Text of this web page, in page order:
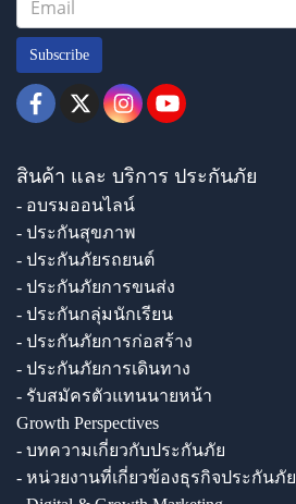
Subscribe
สินค้า และ บริการ ประกันภัย
- อบรมออนไลน์
- ประกันสุขภาพ
- ประกันภัยรถยนต์
- ประกันภัยการขนส่ง
- ประกันกลุ่มนักเรียน
- ประกันภัยการก่อสร้าง
- ประกันภัยการเดินทาง
- รับสมัครตัวแทนนายหน้า
Growth Perspectives
- บทความเกี่ยวกับประกันภัย
- หน่วยงานที่เกี่ยวข้องธุรกิจประกันภัย